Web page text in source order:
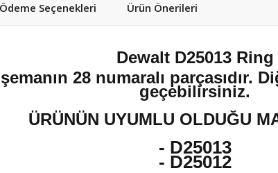
Ödeme Seçenekleri Ürün Önerileri
Dewalt D25013 Ring
28 numaralı parçasıdır.
geçebilirsiniz.
ÜRÜNÜN UYUMLU OLDUĞU
- D25013
- D25012